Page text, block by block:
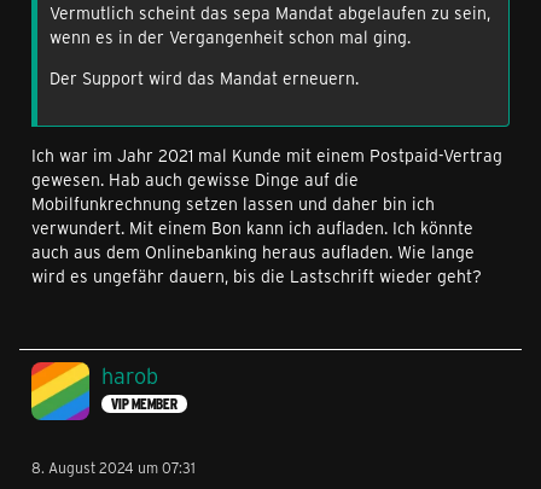
Vermutlich scheint das sepa Mandat abgelaufen zu sein,
wenn es in der Vergangenheit schon mal ging.
Der Support wird das Mandat erneuern.
Ich war im Jahr 2021 mal Kunde mit einem Postpaid-Vertrag
gewesen. Hab auch gewisse Dinge auf die
Mobilfunkrechnung setzen lassen und daher bin ich
verwundert. Mit einem Bon kann ich aufladen. Ich könnte
auch aus dem Onlinebanking heraus aufladen. Wie lange
wird es ungefähr dauern, bis die Lastschrift wieder geht?
harob
VIP MEMBER
8. August 2024 um 07:31